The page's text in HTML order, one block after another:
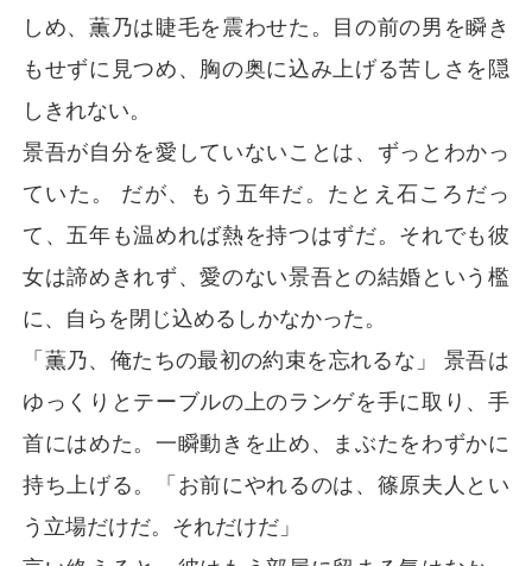
しめ、薫乃は睫毛を震わせた。目の前の男を瞬き
もせずに見つめ、胸の奥に込み上げる苦しさを隠
しきれない。
景吾が自分を愛していないことは、ずっとわかっ
ていた。 だが、もう五年だ。たとえ石ころだっ
て、五年も温めれば熱を持つはずだ。それでも彼
女は諦めきれず、愛のない景吾との結婚という檻
に、自らを閉じ込めるしかなかった。
「薫乃、俺たちの最初の約束を忘れるな」 景吾は
ゆっくりとテーブルの上のランゲを手に取り、手
首にはめた。一瞬動きを止め、まぶたをわずかに
持ち上げる。「お前にやれるのは、篠原夫人とい
う立場だけだ。それだけだ」